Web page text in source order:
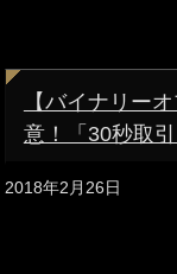
【バイナリー
意！「30秒取引
2018年2月26日